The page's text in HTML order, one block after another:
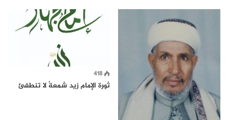
418
ثورة الإمام زيد شمعةٌ لا تنطفئ